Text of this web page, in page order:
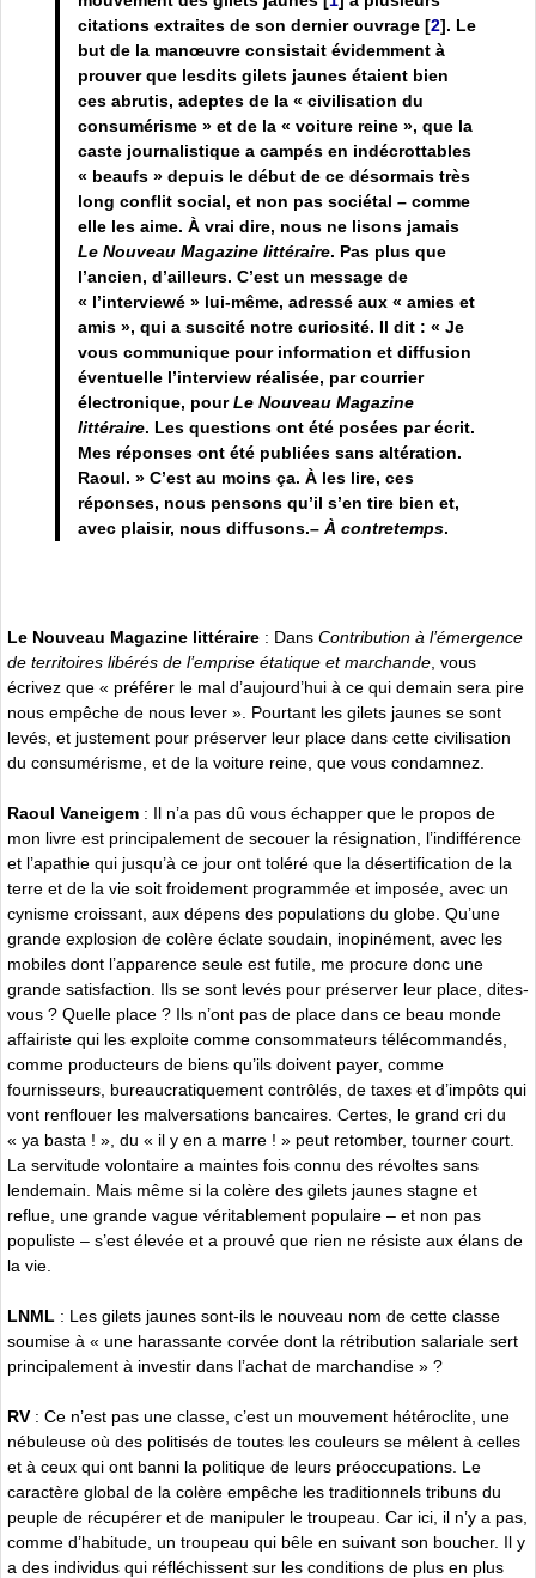
citations extraites de son dernier ouvrage[2]. Le
but de la manœuvre consistait évidemment à
prouver que lesdits gilets jaunes étaient bien
ces abrutis, adeptes de la « civilisation du
consumérisme » et de la « voiture reine », que la
caste journalistique a campés en indécrottables
« beaufs » depuis le début de ce désormais très
long conflit social, et non pas sociétal – comme
elle les aime. À vrai dire, nous ne lisons jamais
Le Nouveau Magazine littéraire. Pas plus que
l’ancien, d’ailleurs. C’est un message de
« l’interviewé » lui-même, adressé aux « amies et
amis », qui a suscité notre curiosité. Il dit : « Je
vous communique pour information et diffusion
éventuelle l’interview réalisée, par courrier
électronique, pourLe Nouveau Magazine
littéraire. Les questions ont été posées par écrit.
Mes réponses ont été publiées sans altération.
Raoul. » C’est au moins ça. À les lire, ces
réponses, nous pensons qu’il s’en tire bien et,
avec plaisir, nous diffusons.– À contretemps.
Le Nouveau Magazine littéraire : Dans Contribution à l’émergence
de territoires libérés de l’emprise étatique et marchande, vous
écrivez que « préférer le mal d’aujourd’hui à ce qui demain sera pire
nous empêche de nous lever ». Pourtant les gilets jaunes se sont
levés, et justement pour préserver leur place dans cette civilisation
du consumérisme, et de la voiture reine, que vous condamnez.
Raoul Vaneigem : Il n’a pas dû vous échapper que le propos de
mon livre est principalement de secouer la résignation, l’indifférence
et l’apathie qui jusqu’à ce jour ont toléré que la désertification de la
terre et de la vie soit froidement programmée et imposée, avec un
cynisme croissant, aux dépens des populations du globe. Qu’une
grande explosion de colère éclate soudain, inopinément, avec les
mobiles dont l’apparence seule est futile, me procure donc une
grande satisfaction. Ils se sont levés pour préserver leur place, dites-
vous ? Quelle place ? Ils n’ont pas de place dans ce beau monde
affairiste qui les exploite comme consommateurs télécommandés,
comme producteurs de biens qu’ils doivent payer, comme
fournisseurs, bureaucratiquement contrôlés, de taxes et d’impôts qui
vont renflouer les malversations bancaires. Certes, le grand cri du
« ya basta ! », du « il y en a marre ! » peut retomber, tourner court.
La servitude volontaire a maintes fois connu des révoltes sans
lendemain. Mais même si la colère des gilets jaunes stagne et
reflue, une grande vague véritablement populaire – et non pas
populiste – s’est élevée et a prouvé que rien ne résiste aux élans de
la vie.
LNML : Les gilets jaunes sont-ils le nouveau nom de cette classe
soumise à « une harassante corvée dont la rétribution salariale sert
principalement à investir dans l’achat de marchandise » ?
RV : Ce n’est pas une classe, c’est un mouvement hétéroclite, une
nébuleuse où des politisés de toutes les couleurs se mêlent à celles
et à ceux qui ont banni la politique de leurs préoccupations. Le
caractère global de la colère empêche les traditionnels tribuns du
peuple de récupérer et de manipuler le troupeau. Car ici, il n’y a pas,
comme d’habitude, un troupeau qui bêle en suivant son boucher. Il y
a des individus qui réfléchissent sur les conditions de plus en plus